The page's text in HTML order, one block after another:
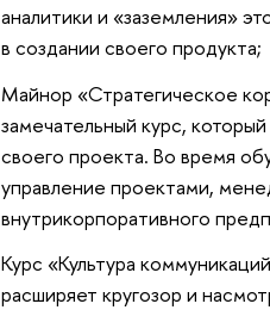
аналитики и «заземления»
в создании своего продукта;
Майнор «Стратегическое
замечательный курс,
своего проекта. Во время
управление проектами,
внутрикорпоративного
Курс «Культура
расширяет кругозор и